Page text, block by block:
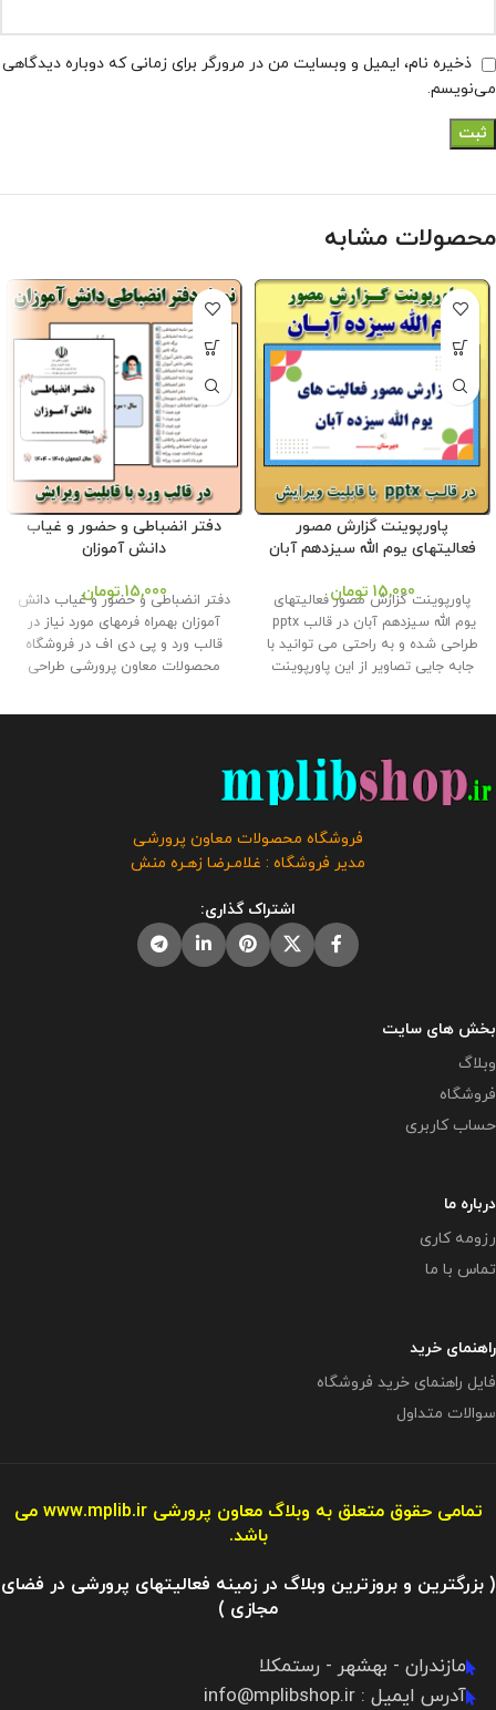
ذخیره نام، ایمیل و وبسایت من در مرورگر برای زمانی که دوباره دیدگاهی
می‌نویسم.
محصولات مشابه
پاورپوینت گزارش مصور
فعالیتهای یوم الله سیزدهم آبان
15,000 تومان
پاورپوینت گزارش مصور فعالیتهای
طراحی شده و به راحتی می توانید با
جابه جایی تصاویر از این پاورپوینت
. این محصول با کیفیتی عالی در
طراحی و تولید گردیده است . حجم
فایل : 15 مگابایت
کلیه حقوق این
بروشور به فروشگاه و وبلاگ معاون
انتشار این محصول به هر نحوی مورد
رضایت ما نمی باشد و شرعا حرام می
دفتر انضباطی و حضور و غیاب
دانش آموزان
15,000 تومان
دفتر انضباطی و حضور و غیاب دانش
آموزان بهمراه فرمهای مورد نیاز در
قالب ورد و پی دی اف در فروشگاه
محصولات معاون پرورشی طراحی
آن را ویرایش و برای مدرسه خود
این محصول مختص فروشگاه معاون
دیگر بدون اجازه ما در حال استفاده
هستند و مورد رضایت ما نمی باشد .
فروشگاه محصولات معاون پرورشی
مدیر فروشگاه : غلامـرضا زهـره منش
اشتراک گذاری:
بخش های سایت
وبلاگ
فروشگاه
حساب کاربری
درباره ما
رزومه کاری
تماس با ما
راهنمای خرید
فایل راهنمای خرید فروشگاه
سوالات متداول
تمامی حقوق متعلق به وبلاگ معاون پرورشیwww.mplib.ir می
باشد.
( بزرگترین و بروزترین وبلاگ در زمینه فعالیتهای پرورشی در فضای
مجازی )
مازندران - بهشهر - رستمکلا
آدرس ایمیل : info@mplibshop.ir